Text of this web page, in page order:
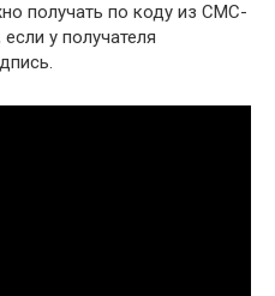
получать по коду из СМС-
у получателя